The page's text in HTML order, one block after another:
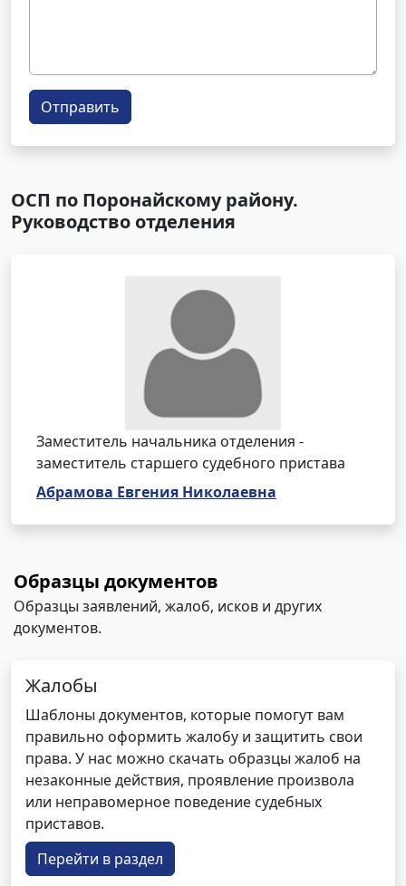
Отправить
ОСП по Поронайскому району.
Руководство отделения
Заместитель начальника отделения -
заместитель старшего судебного пристава
Абрамова Евгения Николаевна
Образцы документов
Образцы заявлений, жалоб, исков и других
документов.
Жалобы
Шаблоны документов, которые помогут вам
правильно оформить жалобу и защитить свои
права. У нас можно скачать образцы жалоб на
незаконные действия, проявление произвола
или неправомерное поведение судебных
приставов.
Перейти в раздел